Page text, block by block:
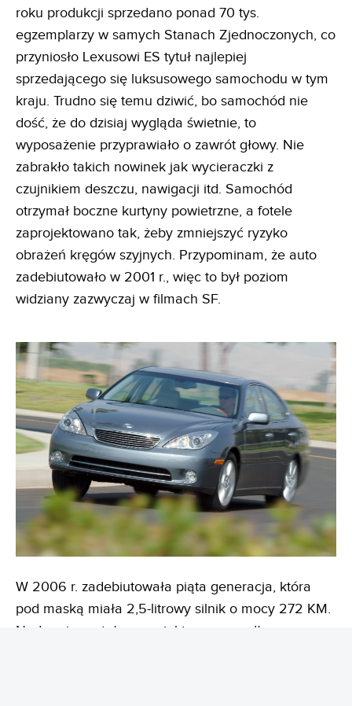
roku produkcji sprzedano ponad 70 tys.
egzemplarzy w samych Stanach Zjednoczonych, co
przyniosło Lexusowi ES tytuł najlepiej
sprzedającego się luksusowego samochodu w tym
kraju. Trudno się temu dziwić, bo samochód nie
dość, że do dzisiaj wygląda świetnie, to
wyposażenie przyprawiało o zawrót głowy. Nie
zabrakło takich nowinek jak wycieraczki z
czujnikiem deszczu, nawigacji itd. Samochód
otrzymał boczne kurtyny powietrzne, a fotele
zaprojektowano tak, żeby zmniejszyć ryzyko
obrażeń kręgów szyjnych. Przypominam, że auto
zadebiutowało w 2001 r., więc to był poziom
widziany zazwyczaj w filmach SF.
W 2006 r. zadebiutowała piąta generacja, która
pod maską miała 2,5-litrowy silnik o mocy 272 KM.
Nadwozie zostało zaprojektowane według nowego